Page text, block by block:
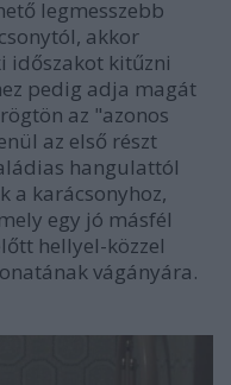
legmesszebb
akkor
időszakot kitűzni
pedig adja magát
az "azonos
az első részt
hangulattól
a karácsonyhoz,
egy jó másfél
hellyel-közzel
vágányára.